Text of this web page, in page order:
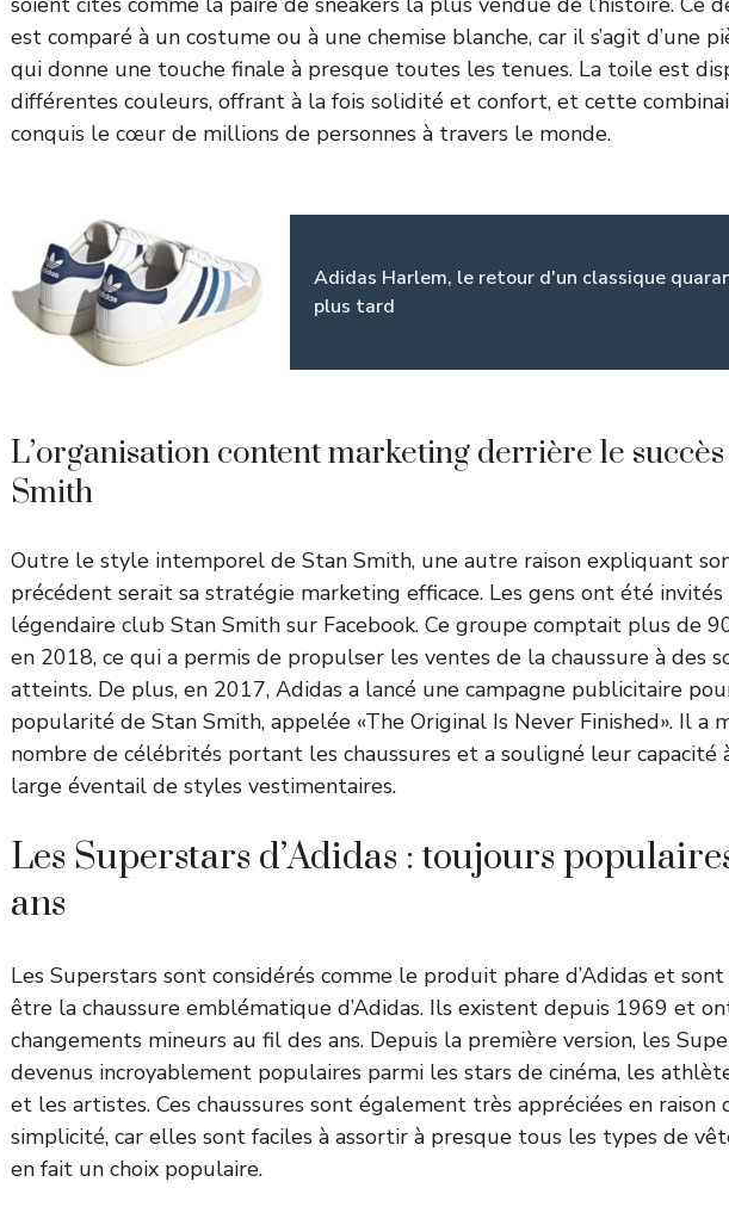
est comparé à un costume ou à une chemise blanche, car il s’agit d’une
qui donne une touche finale à presque toutes les tenues. La toile est
différentes couleurs, offrant à la fois solidité et confort, et cette
conquis le cœur de millions de personnes à travers le monde.
Adidas Harlem, le retour d'un classique
plus tard
L’organisation content marketing derrière le
Smith
Outre le style intemporel de Stan Smith, une autre raison expliquant son
précédent serait sa stratégie marketing efficace. Les gens ont été
légendaire club Stan Smith sur Facebook. Ce groupe comptait plus de
en 2018, ce qui a permis de propulser les ventes de la chaussure à des
atteints. De plus, en 2017, Adidas a lancé une campagne publicitaire
popularité de Stan Smith, appelée «The Original Is Never Finished». Il a
nombre de célébrités portant les chaussures et a souligné leur capacité
large éventail de styles vestimentaires.
Les Superstars d’Adidas : toujours
ans
Les Superstars sont considérés comme le produit phare d’Adidas et
être la chaussure emblématique d’Adidas. Ils existent depuis 1969 et
changements mineurs au fil des ans. Depuis la première version, les
devenus incroyablement populaires parmi les stars de cinéma, les
et les artistes. Ces chaussures sont également très appréciées en raison
simplicité, car elles sont faciles à assortir à presque tous les types de
en fait un choix populaire.